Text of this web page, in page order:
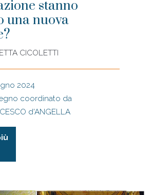
stanno
una nuova
CICOLETTI
2024
coordinato da
d'ANGELLA